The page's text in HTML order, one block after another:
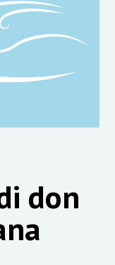
don